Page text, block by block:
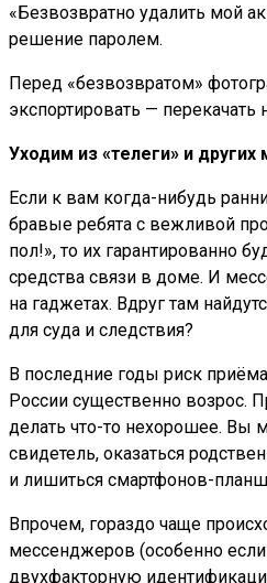
«Безвозвратно удалить мой
решение паролем.
Перед «безвозвратом»
экспортировать — перекачать
Уходим из «телеги» и
Если к вам когда-нибудь
бравые ребята с вежливой
пол!», то их гарантированно
средства связи в доме. И
на гаджетах. Вдруг там
для суда и следствия?
В последние годы риск
России существенно возрос.
делать что-то нехорошее. Вы
свидетель, оказаться
и лишиться смартфонов-
Впрочем, гораздо чаще
мессенджеров (особенно
двухфакторную